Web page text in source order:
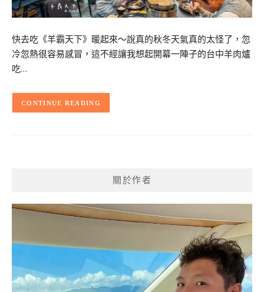
快去吃《羊霸天下》暖起來～說真的秋冬天氣真的太怪了，忽
冷忽熱很容易感冒，這不經讓我想起開幕一陣子的台中羊肉爐
吃…
CONTINUE READING
關於作者